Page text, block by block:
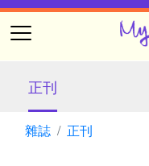
正刊
雜誌 正刊